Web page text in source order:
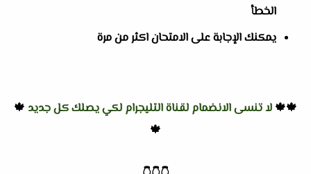
الخطأ
يمكنك الإجابة على الامتحان اكثر من مرة
🍁🍁 لا تنسى الانضمام لقناة التليجرام لكي يصلك كل جديد 🍁
🍁